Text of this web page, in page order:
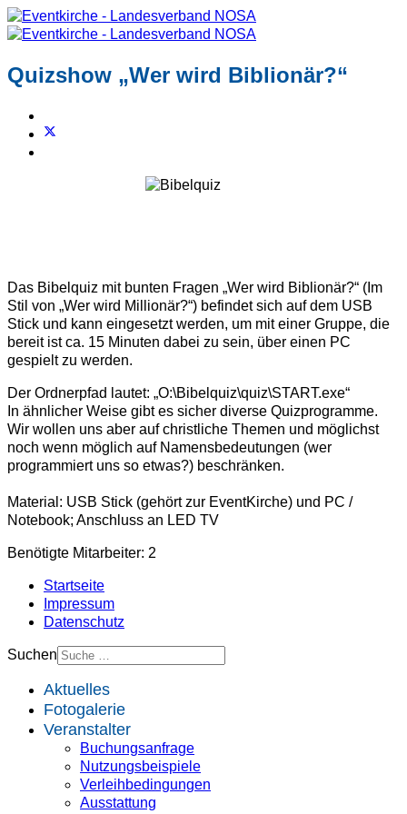
Quizshow „Wer wird Biblionär?“
Das Bibelquiz mit bunten Fragen „Wer wird Biblionär?“ (Im
Stil von „Wer wird Millionär?“) befindet sich auf dem USB
Stick und kann eingesetzt werden, um mit einer Gruppe, die
bereit ist ca. 15 Minuten dabei zu sein, über einen PC
gespielt zu werden.
Der Ordnerpfad lautet: „O:\Bibelquiz\quiz\START.exe“
In ähnlicher Weise gibt es sicher diverse Quizprogramme.
Wir wollen uns aber auf christliche Themen und möglichst
noch wenn möglich auf Namensbedeutungen (wer
programmiert uns so etwas?) beschränken.
Material: USB Stick (gehört zur EventKirche) und PC /
Notebook; Anschluss an LED TV
Benötigte Mitarbeiter: 2
Startseite
Impressum
Datenschutz
Suchen
Aktuelles
Fotogalerie
Veranstalter
Buchungsanfrage
Nutzungsbeispiele
Verleihbedingungen
Ausstattung